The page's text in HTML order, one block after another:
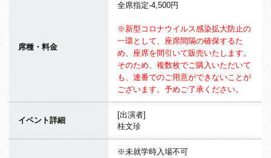
席種・料金
全席指定-4,500円
※新型コロナウイルス感染拡大防止の
一環として、座席間隔の確保するた
め、座席を間引いて販売いたします。
そのため、複数枚でご購入いただいて
も、連番でのご用意ができないことが
ございます。予めご了承ください。
イベント詳細
[出演者]
桂文珍
※未就学時入場不可